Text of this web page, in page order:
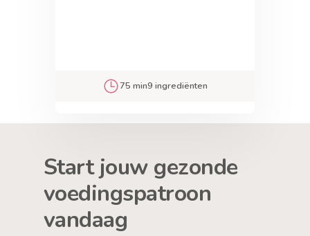
75 min9 ingrediënten
Start jouw gezonde
voedingspatroon
vandaag